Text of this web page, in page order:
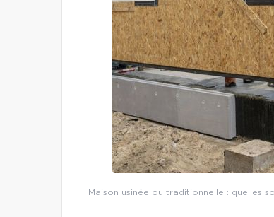
Maison usinée ou traditionnelle : quelles